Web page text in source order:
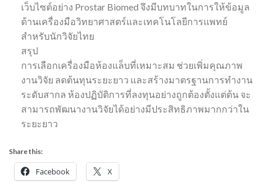
เว็บไซต์อย่าง Prostar Biomed จึงมีบทบาทในการให้ข้อมูล
ด้านเครื่องมือวิทยาศาสตร์และเทคโนโลยีการแพทย์
สำหรับนักวิจัยไทย
สรุป
การเลือกเครื่องมือห้องแล็บที่เหมาะสม ช่วยเพิ่มคุณภาพ
งานวิจัย ลดต้นทุนระยะยาว และสร้างมาตรฐานการทำงาน
ระดับสากล ห้องปฏิบัติการที่ลงทุนอย่างถูกต้องตั้งแต่ต้น จะ
สามารถพัฒนางานวิจัยได้อย่างมีประสิทธิภาพมากกว่าใน
ระยะยาว
Share this:
Facebook X